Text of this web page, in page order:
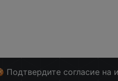
Подтвердите согласие на